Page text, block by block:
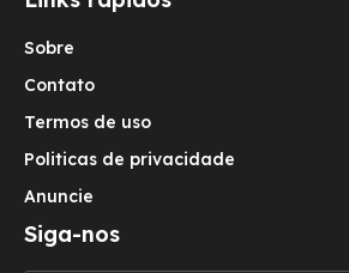
Sobre
Contato
Termos de uso
Politicas de privacidade
Anuncie
Siga-nos